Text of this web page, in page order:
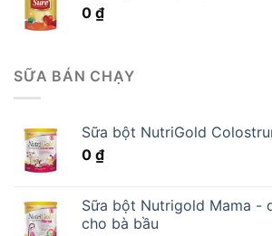
0 ₫
SỮA BÁN CHẠY
Sữa bột NutriGold
0 ₫
Sữa bột Nutrigold Mama -
cho bà bầu